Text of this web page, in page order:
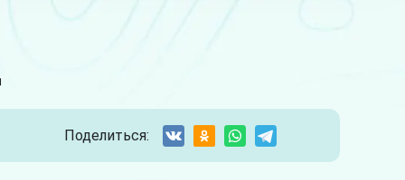
Поделиться: